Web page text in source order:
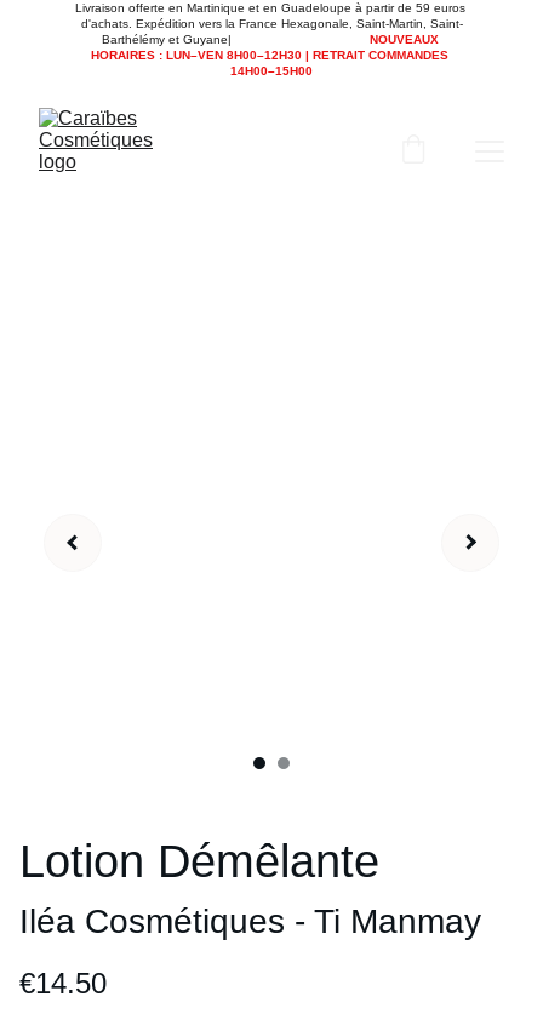
Livraison offerte en Martinique et en Guadeloupe à partir de 59 euros
d'achats. Expédition vers la France Hexagonale, Saint-Martin, Saint-
Barthélémy et Guyane| NOUVEAUX
HORAIRES : LUN–VEN 8H00–12H30 | RETRAIT COMMANDES
14H00–15H00
Lotion Démêlante
Iléa Cosmétiques - Ti Manmay
€14.50